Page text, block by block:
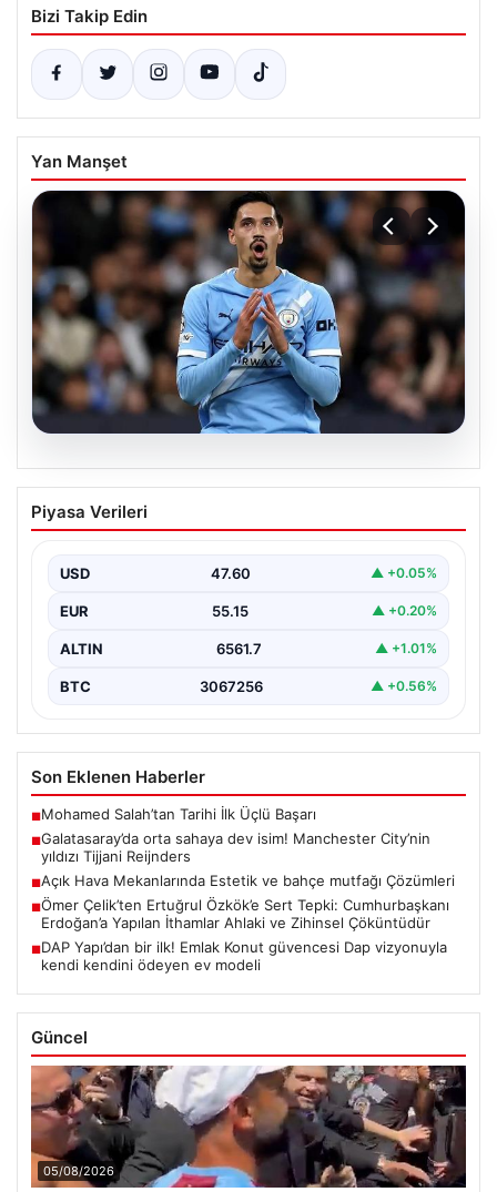
Bizi Takip Edin
Yan Manşet
Galatasaray’da orta sahaya dev isim!
Manchester City’nin yıldızı Tijjani
Piyasa Verileri
USD 47.60 ▲ +0.05%
EUR 55.15 ▲ +0.20%
ALTIN 6561.7 ▲ +1.01%
BTC 3067256 ▲ +0.56%
Son Eklenen Haberler
■Mohamed Salah’tan Tarihi İlk Üçlü Başarı
■Galatasaray’da orta sahaya dev isim! Manchester City’nin
yıldızı Tijjani Reijnders
■Açık Hava Mekanlarında Estetik ve bahçe mutfağı Çözümleri
■Ömer Çelik’ten Ertuğrul Özkök’e Sert Tepki: Cumhurbaşkanı
Erdoğan’a Yapılan İthamlar Ahlaki ve Zihinsel Çöküntüdür
■DAP Yapı’dan bir ilk! Emlak Konut güvencesi Dap vizyonuyla
kendi kendini ödeyen ev modeli
Güncel
05/08/2026